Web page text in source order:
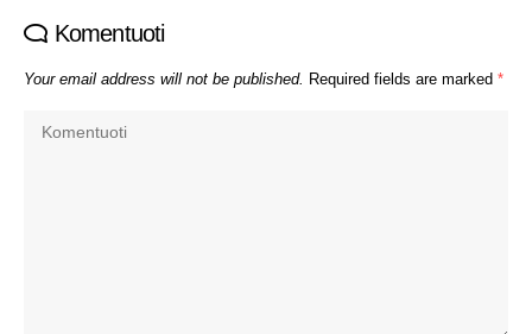
Komentuoti
Your email address will not be published. Required fields are marked *